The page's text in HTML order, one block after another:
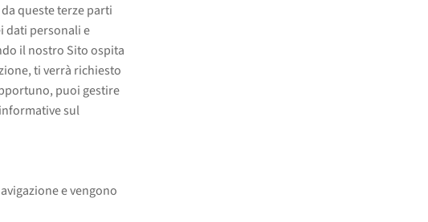
queste terze parti
dati personali e
il nostro Sito ospita
ti verrà richiesto
puoi gestire
sul
e vengono